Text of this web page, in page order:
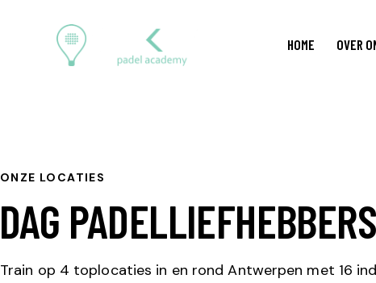
HOME OVER
ONZE LOCATIES
DAG
Train op 4 toplocaties in en rond Antwerpen met 16